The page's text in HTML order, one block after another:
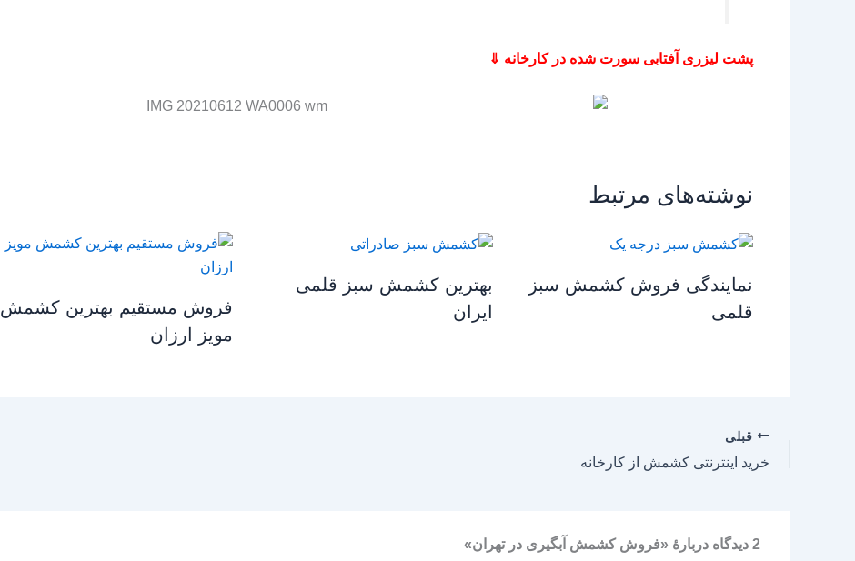
پشت لیزری آفتابی سورت شده در کارخانه ⇓
نوشته‌های مرتبط
نمایندگی فروش کشمش سبز
قلمی
بهترین کشمش سبز قلمی
ایران
فروش مستقیم بهترین کشمش
مویز ارزان
قبلی
خرید اینترنتی کشمش از کارخانه
2 دیدگاه دربارهٔ «فروش کشمش آبگیری در تهران»